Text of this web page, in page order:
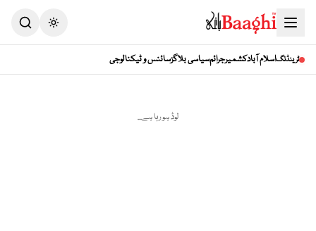
Toggle theme
ٹرینڈنگاسلام آبادکشمیرجرائمسیاسی بلاگزسائنس و ٹیکنالوجی
لوڈ ہو رہا ہے...